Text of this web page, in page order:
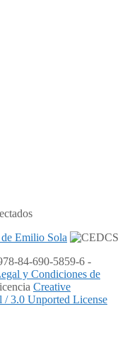
84-690-5859-6 -
y Condiciones de
Creative
/ 3.0 Unported License